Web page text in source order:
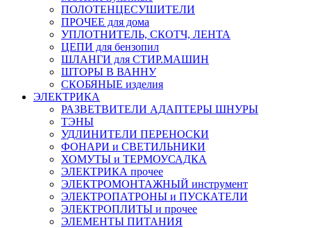
ПОЛОТЕНЦЕСУШИТЕЛИ
ПРОЧЕЕ для дома
УПЛОТНИТЕЛЬ, СКОТЧ, ЛЕНТА
ЦЕПИ для бензопил
ШЛАНГИ для СТИР.МАШИН
ШТОРЫ В ВАННУ
СКОБЯНЫЕ изделия
ЭЛЕКТРИКА
РАЗВЕТВИТЕЛИ АДАПТЕРЫ ШНУРЫ
ТЭНЫ
УДЛИНИТЕЛИ ПЕРЕНОСКИ
ФОНАРИ и СВЕТИЛЬНИКИ
ХОМУТЫ и ТЕРМОУСАДКА
ЭЛЕКТРИКА прочее
ЭЛЕКТРОМОНТАЖНЫЙ инструмент
ЭЛЕКТРОПАТРОНЫ и ПУСКАТЕЛИ
ЭЛЕКТРОПЛИТЫ и прочее
ЭЛЕМЕНТЫ ПИТАНИЯ